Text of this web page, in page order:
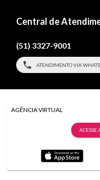
Central de
(51) 3327-9001
ATENDIMENTO VIA
AGÊNCIA VIRTUAL
ACESSE